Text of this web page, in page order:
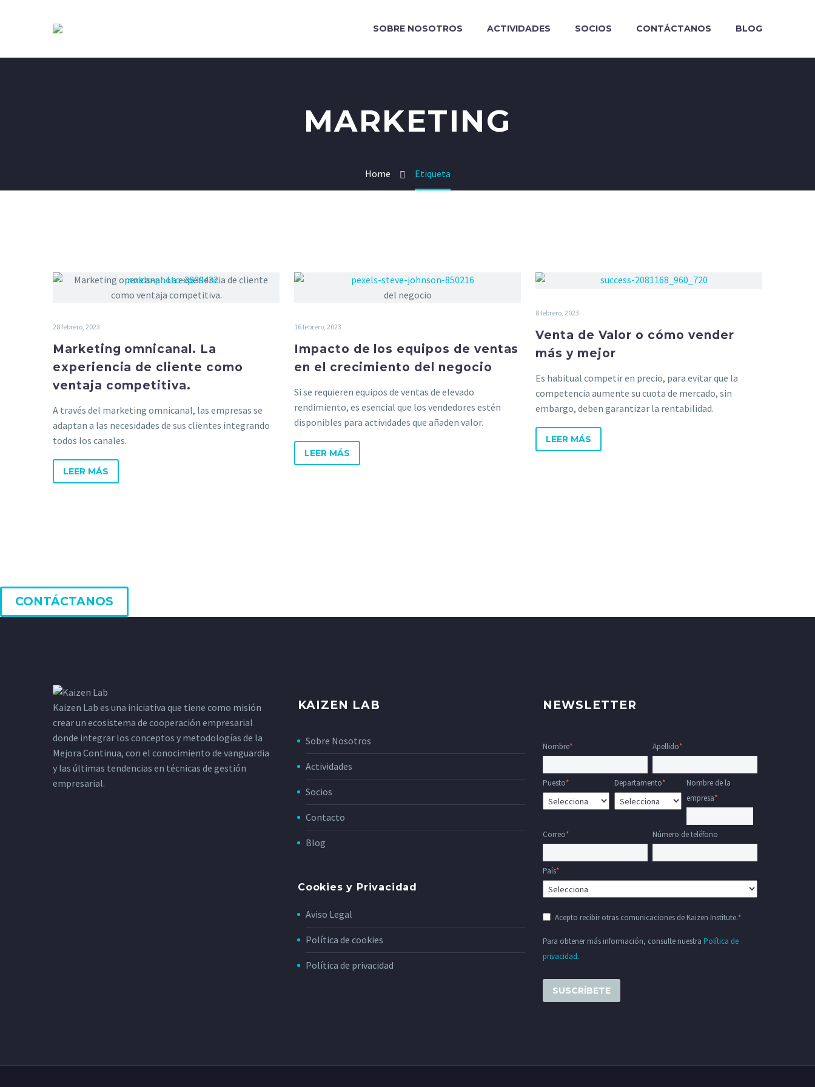
SOBRE NOSOTROS ACTIVIDADES SOCIOS CONTÁCTANOS BLOG
MARKETING
Home Etiqueta
28 febrero, 2023
Marketing omnicanal. La
experiencia de cliente como
ventaja competitiva.
A través del marketing omnicanal, las empresas se
adaptan a las necesidades de sus clientes integrando
todos los canales.
LEER MÁS
16 febrero, 2023
Impacto de los equipos de ventas
en el crecimiento del negocio
Si se requieren equipos de ventas de elevado
rendimiento, es esencial que los vendedores estén
disponibles para actividades que añaden valor.
LEER MÁS
8 febrero, 2023
Venta de Valor o cómo vender
más y mejor
Es habitual competir en precio, para evitar que la
competencia aumente su cuota de mercado, sin
embargo, deben garantizar la rentabilidad.
LEER MÁS
CONTÁCTANOS
Kaizen Lab es una iniciativa que tiene como misión
crear un ecosistema de cooperación empresarial
donde integrar los conceptos y metodologías de la
Mejora Continua, con el conocimiento de vanguardia
y las últimas tendencias en técnicas de gestión
empresarial.
KAIZEN LAB
Sobre Nosotros
Actividades
Socios
Contacto
Blog
Cookies y Privacidad
Aviso Legal
Política de cookies
Política de privacidad
NEWSLETTER
Nombre* Apellido*
Puesto* Departamento*
Nombre de la
empresa*
Correo* Número de teléfono
País*
Acepto recibir otras comunicaciones de Kaizen Institute.*
Para obtener más información, consulte nuestra Política de
privacidad.